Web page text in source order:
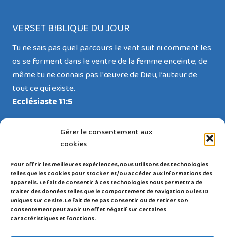
Gérer le consentement aux
cookies
Pour offrir les meilleures expériences, nous utilisons des technologies
telles que les cookies pour stocker et/ou accéder aux informations des
appareils. Le fait de consentir à ces technologies nous permettra de
traiter des données telles que le comportement de navigation ou les ID
uniques sur ce site. Le fait de ne pas consentir ou de retirer son
consentement peut avoir un effet négatif sur certaines
caractéristiques et fonctions.
VERSET BIBLIQUE DU JOUR
Tu ne sais pas quel parcours le vent suit ni comment les
os se forment dans le ventre de la femme enceinte; de
même tu ne connais pas l'œuvre de Dieu, l’auteur de
tout ce qui existe.
Ecclésiaste 11:5
RESTEZ CONNECTÉ(E)